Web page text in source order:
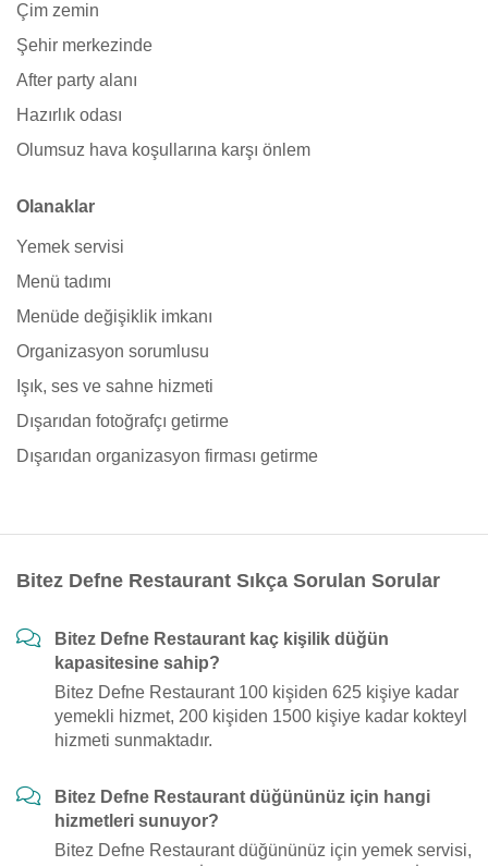
Çim zemin
Şehir merkezinde
After party alanı
Hazırlık odası
Olumsuz hava koşullarına karşı önlem
Olanaklar
Yemek servisi
Menü tadımı
Menüde değişiklik imkanı
Organizasyon sorumlusu
Işık, ses ve sahne hizmeti
Dışarıdan fotoğrafçı getirme
Dışarıdan organizasyon firması getirme
Bitez Defne Restaurant Sıkça Sorulan Sorular
Bitez Defne Restaurant kaç kişilik düğün
kapasitesine sahip?
Bitez Defne Restaurant 100 kişiden 625 kişiye kadar
yemekli hizmet, 200 kişiden 1500 kişiye kadar kokteyl
hizmeti sunmaktadır.
Bitez Defne Restaurant düğününüz için hangi
hizmetleri sunuyor?
Bitez Defne Restaurant düğününüz için yemek servisi,